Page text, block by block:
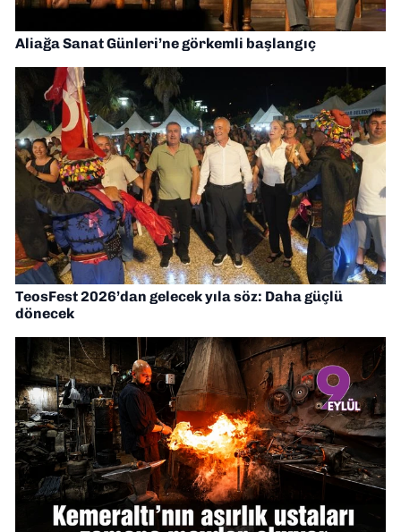
Aliağa Sanat Günleri’ne görkemli başlangıç
TeosFest 2026’dan gelecek yıla söz: Daha güçlü
dönecek